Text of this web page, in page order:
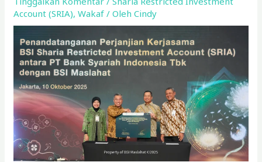
Account (SRIA),Wakaf / OlehCindy